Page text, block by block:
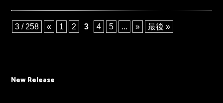
3 / 258 « 1 2 3 4 5 ... » 最後 »
New Release